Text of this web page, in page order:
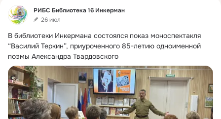
Фид
РИБС Библиотека 16 Инкерман
26 июл
В библиотеки Инкермана состоялся показ моноспектакля
“Василий Теркин”, приуроченного 85-летию одноименной
поэмы Александра Твардовского